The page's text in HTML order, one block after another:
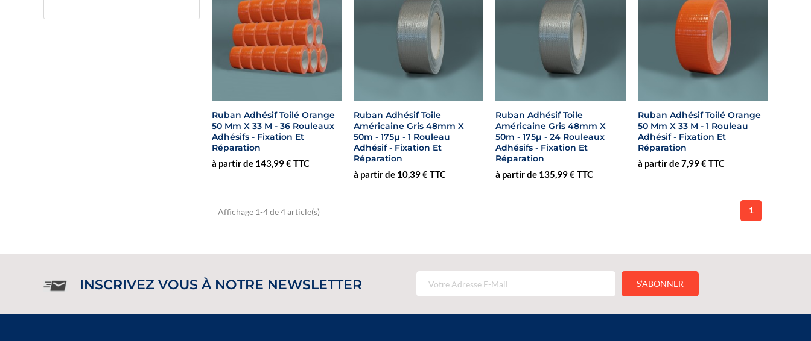
Ruban Adhésif Toilé Orange
50 Mm X 33 M - 36 Rouleaux
Adhésifs - Fixation Et
Réparation
à partir de 143,99 € TTC
Ruban Adhésif Toile
Américaine Gris 48mm X
50m - 175µ - 1 Rouleau
Adhésif - Fixation Et
Réparation
à partir de 10,39 € TTC
Ruban Adhésif Toile
Américaine Gris 48mm X
50m - 175µ - 24 Rouleaux
Adhésifs - Fixation Et
Réparation
à partir de 135,99 € TTC
Ruban Adhésif Toilé Orange
50 Mm X 33 M - 1 Rouleau
Adhésif - Fixation Et
Réparation
à partir de 7,99 € TTC
Affichage 1-4 de 4 article(s) 1
INSCRIVEZ VOUS À NOTRE NEWSLETTER